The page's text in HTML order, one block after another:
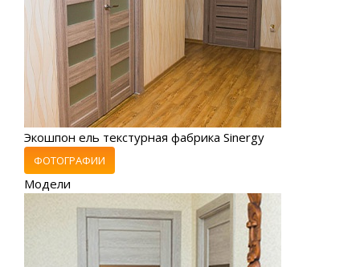
Экошпон ель текстурная фабрика Sinergy
ФОТОГРАФИИ
Модели